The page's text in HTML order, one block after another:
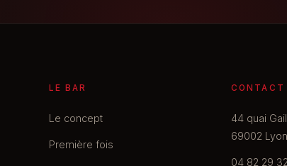
LE BAR
Le concept
Première fois
CONTACT
44 quai
69002 Lyon
04 82 29